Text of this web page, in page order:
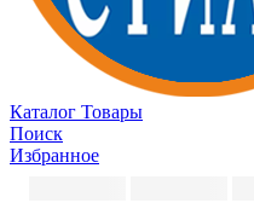
Каталог Товары
Поиск
Избранное